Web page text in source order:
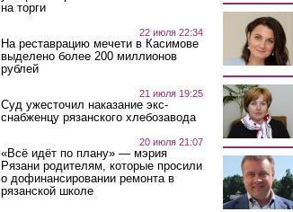
на торги
22 июля 22:34
На реставрацию мечети в Касимове
выделено более 200 миллионов
рублей
21 июля 19:25
Суд ужесточил наказание экс-
снабженцу рязанского хлебозавода
20 июля 21:07
«Всё идёт по плану» — мэрия
Рязани родителям, которые просили
о дофинансировании ремонта в
рязанской школе